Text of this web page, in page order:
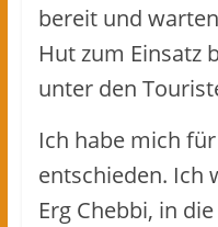
bereit und
Hut zum Einsatz
unter den
Ich habe mich
entschieden. Ich
Erg Chebbi, in